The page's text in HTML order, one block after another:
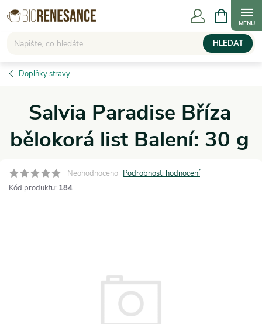
Přejít
na
HLEDAT
NÁKUPNÍ
KOŠÍK
Doplňky stravy
Salvia Paradise Bříza
bělokorá list Balení: 30 g
Neohodnoceno Podrobnosti hodnocení
Kód produktu: 184